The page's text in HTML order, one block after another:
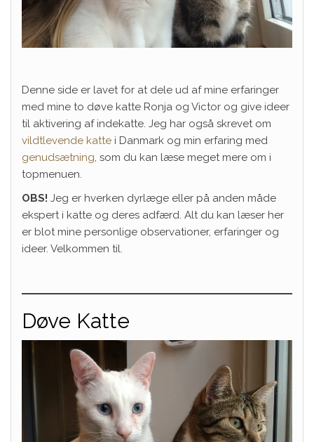
Denne side er lavet for at dele ud af mine erfaringer
med mine to døve katte Ronja og Victor og give ideer
til aktivering af indekatte. Jeg har også skrevet om
vildtlevende katte i Danmark og min erfaring med
genudsætning , som du kan læse meget mere om i
topmenuen.
OBS! Jeg er hverken dyrlæge eller på anden måde
ekspert i katte og deres adfærd. Alt du kan læser her
er blot mine personlige observationer, erfaringer og
ideer. Velkommen til.
Døve Katte